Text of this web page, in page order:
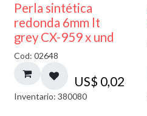
Perla sintética
redonda 6mm lt
grey CX-959 x und
Cod: 02648
US$ 0,02
Inventario: 380080